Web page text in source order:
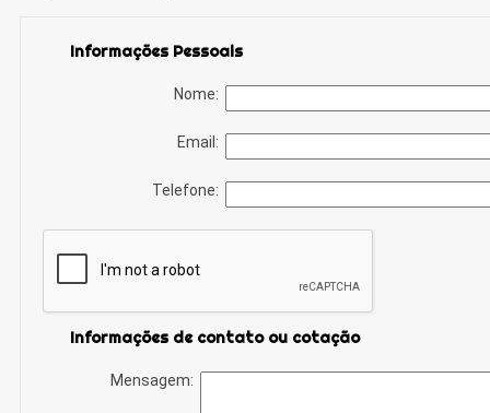
Informações Pessoais
Nome:
Email:
Telefone:
Informações de contato ou cotação
Mensagem: